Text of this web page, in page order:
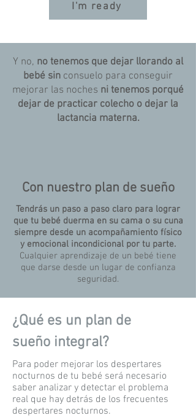
I'm ready
Y no, no tenemos que dejar llorando al
bebé sin consuelo para conseguir
mejorar las noches ni tenemos porqué
dejar de practicar colecho o dejar la
lactancia materna.
Con nuestro plan de sueño
Tendrás un paso a paso claro para lograr
que tu bebé duerma en su cama o su cuna
siempre desde un acompañamiento físico
y emocional incondicional por tu parte.
Cualquier aprendizaje de un bebé tiene
que darse desde un lugar de confianza
seguridad.
¿Qué es un plan de
sueño integral?
Para poder mejorar los despertares
nocturnos de tu bebé será necesario
saber analizar y detectar el problema
real que hay detrás de los frecuentes
despertares nocturnos.